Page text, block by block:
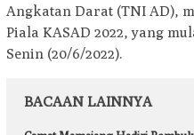
Angkatan Darat (TNI AD),
Piala KASAD 2022, yang
Senin (20/6/2022).
BACAAN LAINNYA